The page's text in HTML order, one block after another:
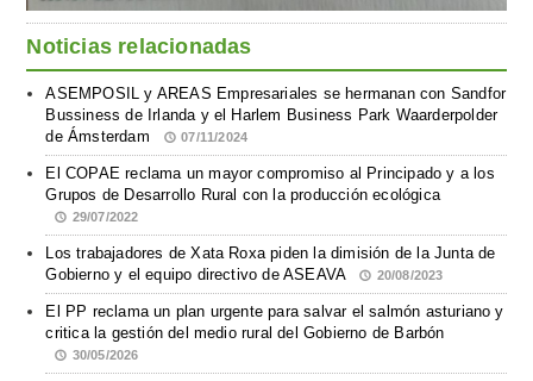
Noticias relacionadas
ASEMPOSIL y AREAS Empresariales se hermanan con Sandfor
Bussiness de Irlanda y el Harlem Business Park Waarderpolder
de Ámsterdam
07/11/2024
El COPAE reclama un mayor compromiso al Principado y a los
Grupos de Desarrollo Rural con la producción ecológica
29/07/2022
Los trabajadores de Xata Roxa piden la dimisión de la Junta de
Gobierno y el equipo directivo de ASEAVA
20/08/2023
El PP reclama un plan urgente para salvar el salmón asturiano y
critica la gestión del medio rural del Gobierno de Barbón
30/05/2026